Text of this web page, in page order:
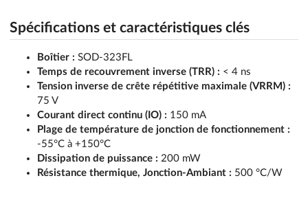
Spécifications et caractéristiques clés
Boîtier : SOD-323FL
Temps de recouvrement inverse (TRR) : < 4 ns
Tension inverse de crête répétitive maximale (VRRM) :
75 V
Courant direct continu (IO) : 150 mA
Plage de température de jonction de fonctionnement :
-55°C à +150°C
Dissipation de puissance : 200 mW
Résistance thermique, Jonction-Ambiant : 500 °C/W